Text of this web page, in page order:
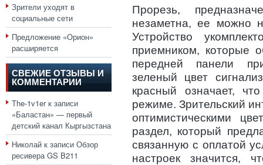
Зрители уходят в
социальные сети
Предложение «Орион»
расширяется
СВЕЖИЕ ОТЗЫВЫ И
КОММЕНТАРИИ
The-1v1erк записи
«Баластан» — первый
детский канал Кыргызстана
Николай к записи Обзор
ресивера GS B211
Прорезь,
незаметна, ее можно
Устройство
приемником, которые
передней панели
зеленый цвет
красный означает,
режиме. Зрительский
оптимистическими
раздел, который
связанную с оплатой
настроек значится,